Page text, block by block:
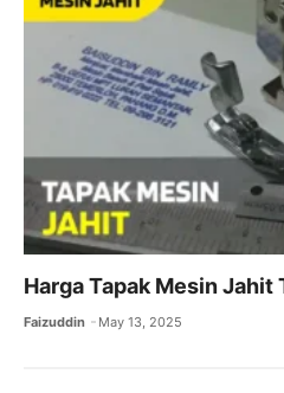
Harga Tapak Mesin Jahit
Faizuddin May 13, 2025